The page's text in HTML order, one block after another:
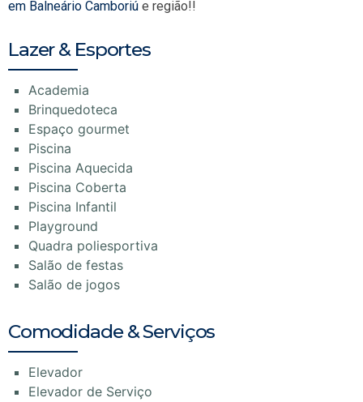
em Balneário Camboriú e região!!
Lazer & Esportes
Academia
Brinquedoteca
Espaço gourmet
Piscina
Piscina Aquecida
Piscina Coberta
Piscina Infantil
Playground
Quadra poliesportiva
Salão de festas
Salão de jogos
Comodidade & Serviços
Elevador
Elevador de Serviço